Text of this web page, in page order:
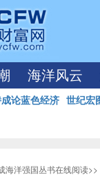
海洋风云
论蓝色经济 世纪宏
海洋强国丛书在线阅读>>